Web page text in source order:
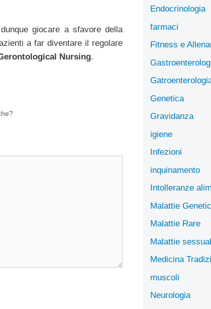
giocare a sfavore della
a far diventare il regolare
Nursing.
Endocrinologia
farmaci
Fitness e
Genetica
Gravidanza
igiene
Infezioni
inquinamento
Intolleranze
Malattie
Malattie Rare
Malattie
Medicina
muscoli
Neurologia